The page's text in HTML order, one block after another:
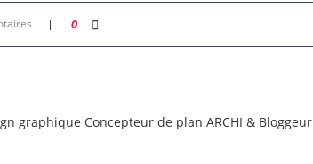
0
graphique Concepteur de plan ARCHI & Bloggeur